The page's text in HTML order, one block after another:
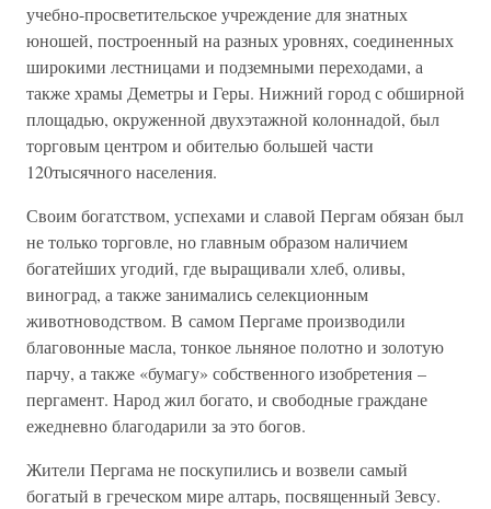
учебно-просветительское учреждение для знатных
юношей, построенный на разных уровнях, соединенных
широкими лестницами и подземными переходами, а
также храмы Деметры и Геры. Нижний город с обширной
площадью, окруженной двухэтажной колоннадой, был
торговым центром и обителью большей части
120тысячного населения.
Своим богатством, успехами и славой Пергам обязан был
не только торговле, но главным образом наличием
богатейших угодий, где выращивали хлеб, оливы,
виноград, а также занимались селекционным
животноводством. В самом Пергаме производили
благовонные масла, тонкое льняное полотно и золотую
парчу, а также «бумагу» собственного изобретения –
пергамент. Народ жил богато, и свободные граждане
ежедневно благодарили за это богов.
Жители Пергама не поскупились и возвели самый
богатый в греческом мире алтарь, посвященный Зевсу.